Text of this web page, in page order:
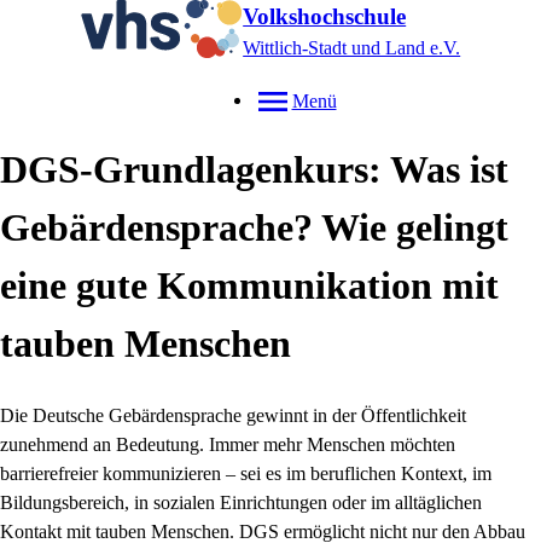
Volkshochschule
Wittlich-Stadt und Land e.V.
Menü
DGS-Grundlagenkurs: Was ist
Gebärdensprache? Wie gelingt
eine gute Kommunikation mit
tauben Menschen
Die Deutsche Gebärdensprache gewinnt in der Öffentlichkeit
zunehmend an Bedeutung. Immer mehr Menschen möchten
barrierefreier kommunizieren – sei es im beruflichen Kontext, im
Bildungsbereich, in sozialen Einrichtungen oder im alltäglichen
Kontakt mit tauben Menschen. DGS ermöglicht nicht nur den Abbau